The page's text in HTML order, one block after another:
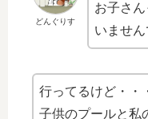
どんぐりす
お子さ
いません
行ってるけど・・
子供のプールと私